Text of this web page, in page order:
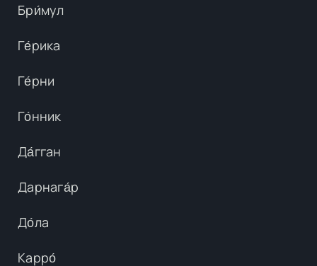
Бри́мул
Ге́рика
Ге́рни
Го́нник
Да́гган
Дарнага́р
До́ла
Карро́